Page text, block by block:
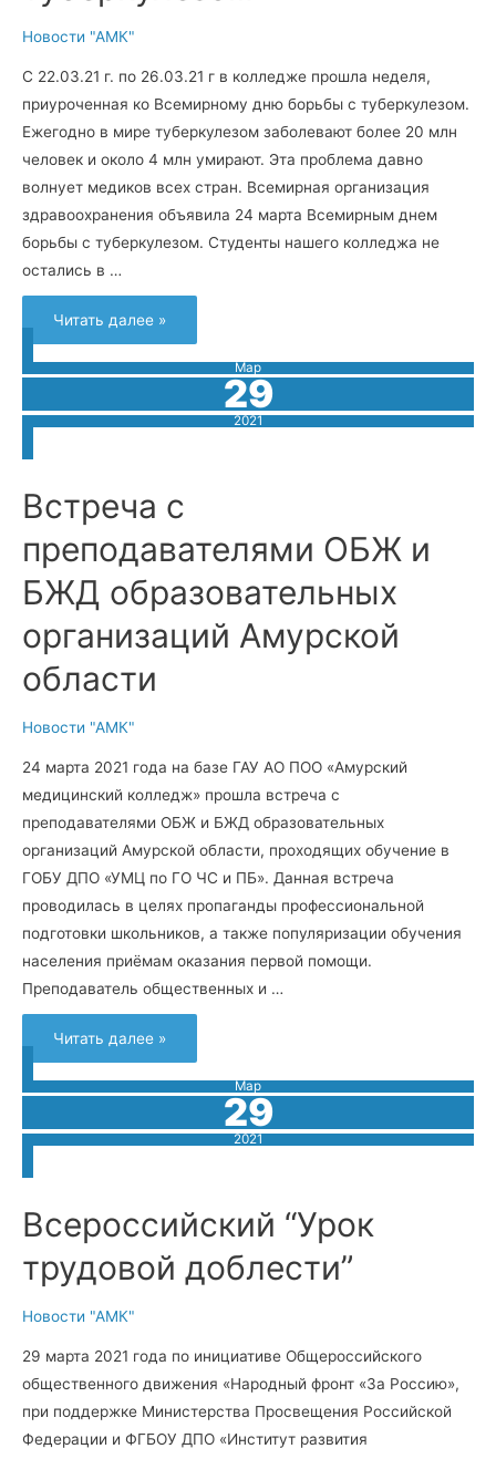
Новости "АМК"
С 22.03.21 г. по 26.03.21 г в колледже прошла неделя,
приуроченная ко Всемирному дню борьбы с туберкулезом.
Ежегодно в мире туберкулезом заболевают более 20 млн
человек и около 4 млн умирают. Эта проблема давно
волнует медиков всех стран. Всемирная организация
здравоохранения объявила 24 марта Всемирным днем
борьбы с туберкулезом. Студенты нашего колледжа не
остались в …
Неделя
ко
Всемирному
Читать далее »
Мар
29
2021
Встреча с
преподавателями ОБЖ и
БЖД образовательных
организаций Амурской
области
Новости "АМК"
24 марта 2021 года на базе ГАУ АО ПОО «Амурский
медицинский колледж» прошла встреча с
преподавателями ОБЖ и БЖД образовательных
организаций Амурской области, проходящих обучение в
ГОБУ ДПО «УМЦ по ГО ЧС и ПБ». Данная встреча
проводилась в целях пропаганды профессиональной
подготовки школьников, а также популяризации обучения
населения приёмам оказания первой помощи.
Преподаватель общественных и …
Встреча
с
преподавателями
организаций
Амурской
Читать далее »
Мар
29
2021
Всероссийский “Урок
трудовой доблести”
Новости "АМК"
29 марта 2021 года по инициативе Общероссийского
общественного движения «Народный фронт «За Россию»,
при поддержке Министерства Просвещения Российской
Федерации и ФГБОУ ДПО «Институт развития